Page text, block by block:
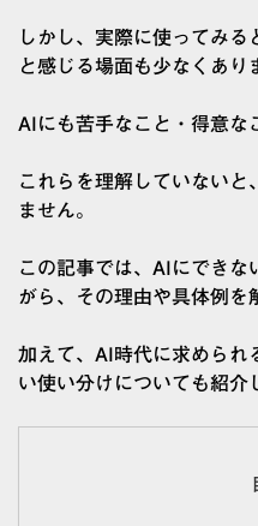
しかし、実際に使ってみる
と感じる場面も少なくあり
AIにも苦手なこと・得意な
これらを理解していないと
ません。
この記事では、AIにできな
がら、その理由や具体例を
加えて、AI時代に求められ
い使い分けについても紹介